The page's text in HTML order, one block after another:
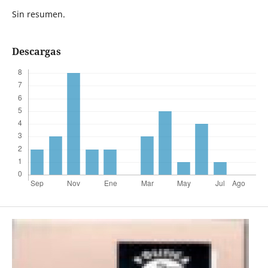
Sin resumen.
Descargas